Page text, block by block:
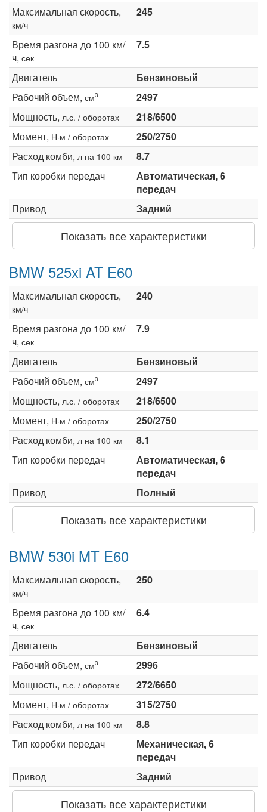
Максимальная скорость,
км/ч
245
Время разгона до 100 км/
ч, сек
7.5
Двигатель
Бензиновый
Рабочий объем, см3
2497
Мощность, л.с. / оборотах
218/6500
Момент, Н·м / оборотах
250/2750
Расход комби, л на 100 км
8.7
Тип коробки передач
Автоматическая, 6
передач
Привод
Задний
Показать все характеристики
BMW 525xi AT E60
Максимальная скорость,
км/ч
240
Время разгона до 100 км/
ч, сек
7.9
Двигатель
Бензиновый
Рабочий объем, см3
2497
Мощность, л.с. / оборотах
218/6500
Момент, Н·м / оборотах
250/2750
Расход комби, л на 100 км
8.1
Тип коробки передач
Автоматическая, 6
передач
Привод
Полный
Показать все характеристики
BMW 530i MT E60
Максимальная скорость,
км/ч
250
Время разгона до 100 км/
ч, сек
6.4
Двигатель
Бензиновый
Рабочий объем, см3
2996
Мощность, л.с. / оборотах
272/6650
Момент, Н·м / оборотах
315/2750
Расход комби, л на 100 км
8.8
Тип коробки передач
Механическая, 6
передач
Привод
Задний
Показать все характеристики